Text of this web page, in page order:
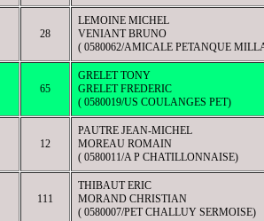
28
LEMOINE MICHEL
VENIANT BRUNO
( 0580062/AMICALE PETANQUE
65
GRELET TONY
GRELET FREDERIC
( 0580019/US COULANGES PET)
12
PAUTRE JEAN-MICHEL
MOREAU ROMAIN
( 0580011/A P CHATILLONNAISE)
111
THIBAUT ERIC
MORAND CHRISTIAN
( 0580007/PET CHALLUY SERMOISE)